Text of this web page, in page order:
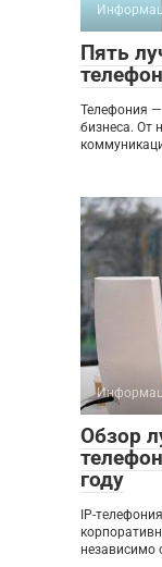
Пять
Телефония
бизнеса. От
Обзор
году
IP-
независимо